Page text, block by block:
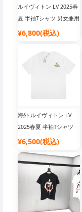
ルイヴィトン LV 2025春
夏 半袖Tシャツ 男女兼用
コットン
¥6,800(税込)
海外 ルイヴィトン LV
2025春夏 半袖Tシャツ
男女兼用
¥6,500(税込)